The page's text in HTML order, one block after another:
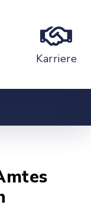
Karriere